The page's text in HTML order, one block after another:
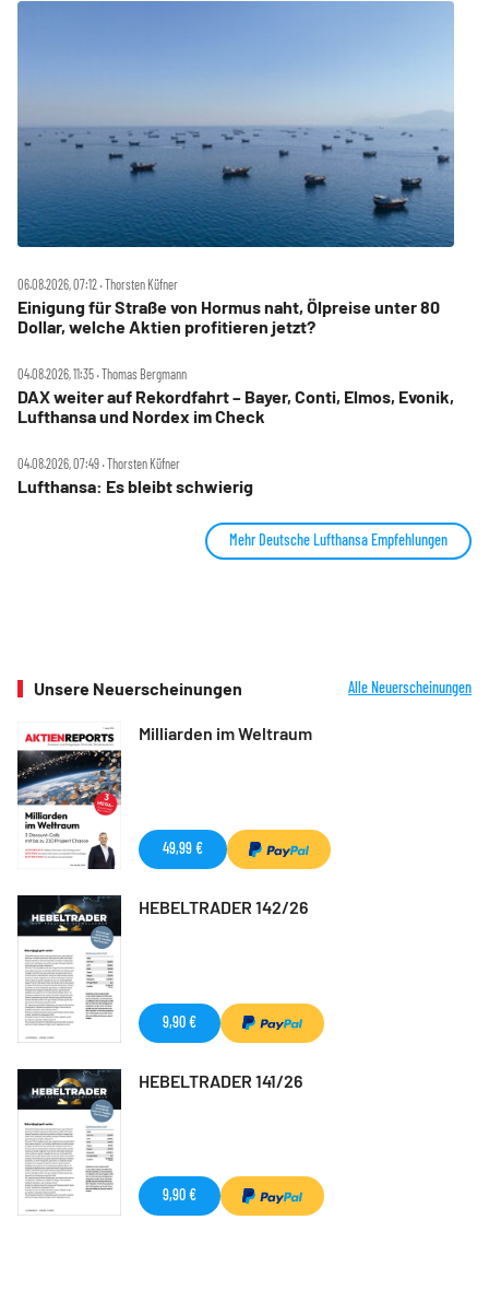
06.08.2026, 07:12 ‧ Thorsten Küfner
Einigung für Straße von Hormus naht, Ölpreise unter 80
Dollar, welche Aktien profitieren jetzt?
04.08.2026, 11:35 ‧ Thomas Bergmann
DAX weiter auf Rekordfahrt – Bayer, Conti, Elmos, Evonik,
Lufthansa und Nordex im Check
04.08.2026, 07:49 ‧ Thorsten Küfner
Lufthansa: Es bleibt schwierig
Mehr Deutsche Lufthansa Empfehlungen
Unsere Neuerscheinungen Alle Neuerscheinungen
Milliarden im Weltraum
49,99 €
HEBELTRADER 142/26
9,90 €
HEBELTRADER 141/26
9,90 €